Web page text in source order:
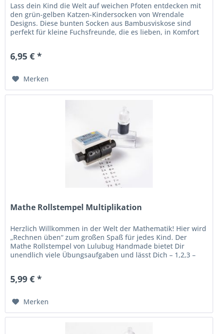
Lass dein Kind die Welt auf weichen Pfoten entdecken mit
den grün-gelben Katzen-Kindersocken von Wrendale
Designs. Diese bunten Socken aus Bambusviskose sind
perfekt für kleine Fuchsfreunde, die es lieben, in Komfort
6,95 € *
Merken
Mathe Rollstempel Multiplikation
Herzlich Willkommen in der Welt der Mathematik! Hier wird
„Rechnen üben“ zum großen Spaß für jedes Kind. Der
Mathe Rollstempel von Lulubug Handmade bietet Dir
unendlich viele Übungsaufgaben und lässt Dich – 1,2,3 –
5,99 € *
Merken